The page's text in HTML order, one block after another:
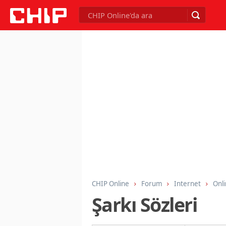
CHIP Online Forum Internet
Şarkı Sözleri